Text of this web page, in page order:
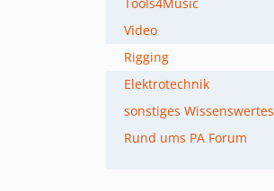
Video
Rigging
Elektrotechnik
sonstiges Wissenswertes
Rund ums PA Forum